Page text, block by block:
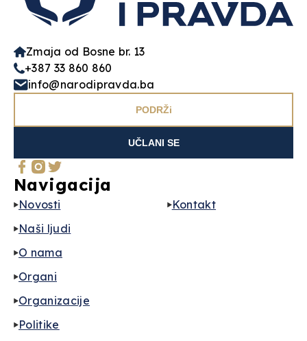
Zmaja od Bosne br. 13
+387 33 860 860
info@narodipravda.ba
PODRŽi
UČLANI SE
Navigacija
Novosti
Naši ljudi
O nama
Organi
Organizacije
Politike
Kontakt